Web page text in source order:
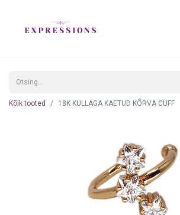
Kõik tooted 18K KULLAGA KAETUD KÕRVA CUFF